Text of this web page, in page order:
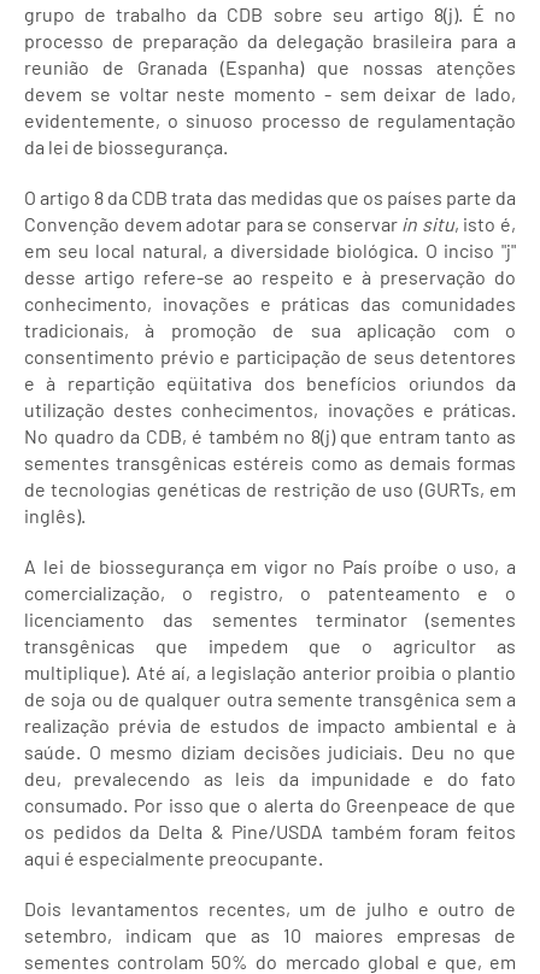
grupo de trabalho da CDB sobre seu artigo 8(j). É no
processo de preparação da delegação brasileira para a
reunião de Granada (Espanha) que nossas atenções
devem se voltar neste momento - sem deixar de lado,
evidentemente, o sinuoso processo de regulamentação
da lei de biossegurança.
O artigo 8 da CDB trata das medidas que os países parte da
Convenção devem adotar para se conservar in situ, isto é,
em seu local natural, a diversidade biológica. O inciso "j"
desse artigo refere-se ao respeito e à preservação do
conhecimento, inovações e práticas das comunidades
tradicionais, à promoção de sua aplicação com o
consentimento prévio e participação de seus detentores
e à repartição eqüitativa dos benefícios oriundos da
utilização destes conhecimentos, inovações e práticas.
No quadro da CDB, é também no 8(j) que entram tanto as
sementes transgênicas estéreis como as demais formas
de tecnologias genéticas de restrição de uso (GURTs, em
inglês).
A lei de biossegurança em vigor no País proíbe o uso, a
comercialização, o registro, o patenteamento e o
licenciamento das sementes terminator (sementes
transgênicas que impedem que o agricultor as
multiplique). Até aí, a legislação anterior proibia o plantio
de soja ou de qualquer outra semente transgênica sem a
realização prévia de estudos de impacto ambiental e à
saúde. O mesmo diziam decisões judiciais. Deu no que
deu, prevalecendo as leis da impunidade e do fato
consumado. Por isso que o alerta do Greenpeace de que
os pedidos da Delta & Pine/USDA também foram feitos
aqui é especialmente preocupante.
Dois levantamentos recentes, um de julho e outro de
setembro, indicam que as 10 maiores empresas de
sementes controlam 50% do mercado global e que, em